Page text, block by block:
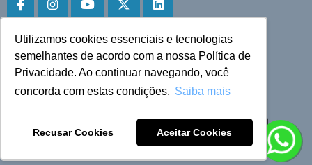
Utilizamos cookies essenciais e tecnologias
semelhantes de acordo com a nossa Política de
Privacidade. Ao continuar navegando, você
concorda com estas condições. Saiba mais
Recusar Cookies Aceitar Cookies
Faça download do aplicativo
Play Store e App Store
Todos os direitos reservados © 2025 Cruzeiro do Sul